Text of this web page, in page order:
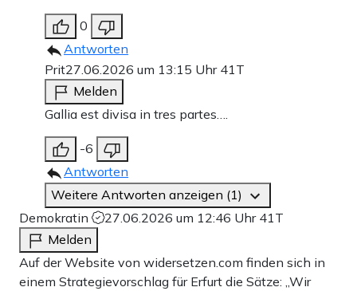
0
Antworten
Prit27.06.2026 um 13:15 Uhr 41T
Melden
Gallia est divisa in tres partes….
-6
Antworten
Weitere Antworten anzeigen (1)
Demokratin
27.06.2026 um 12:46 Uhr 41T
Melden
Auf der Website von widersetzen.com finden sich in
einem Strategievorschlag für Erfurt die Sätze: „Wir